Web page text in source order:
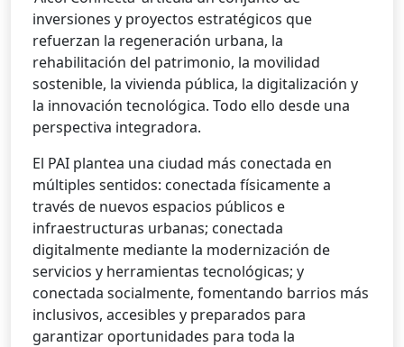
inversiones y proyectos estratégicos que
refuerzan la regeneración urbana, la
rehabilitación del patrimonio, la movilidad
sostenible, la vivienda pública, la digitalización y
la innovación tecnológica. Todo ello desde una
perspectiva integradora.
El PAI plantea una ciudad más conectada en
múltiples sentidos: conectada físicamente a
través de nuevos espacios públicos e
infraestructuras urbanas; conectada
digitalmente mediante la modernización de
servicios y herramientas tecnológicas; y
conectada socialmente, fomentando barrios más
inclusivos, accesibles y preparados para
garantizar oportunidades para toda la